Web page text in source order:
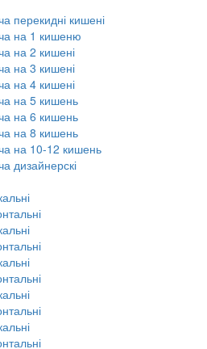
перекидні кишені
на 1 кишеню
на 2 кишені
на 3 кишені
на 4 кишені
на 5 кишень
на 6 кишень
на 8 кишень
на 10-12 кишень
дизайнерскі